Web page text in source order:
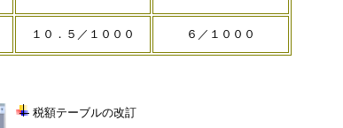
１０．５／１０００ ６／１０００
税額テーブルの改訂